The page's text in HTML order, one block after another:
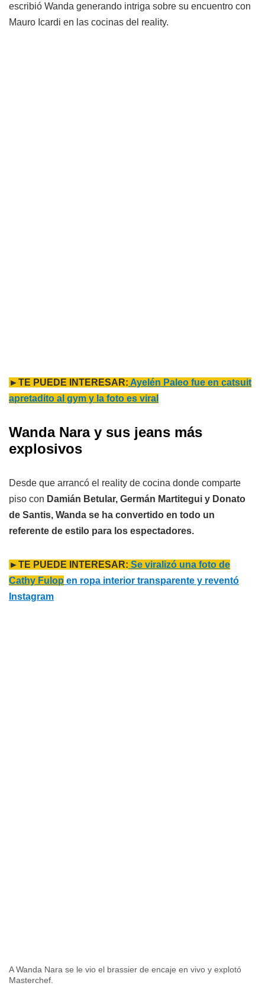
escribió Wanda generando intriga sobre su encuentro con
Mauro Icardi en las cocinas del reality.
►TE PUEDE INTERESAR: Ayelén Paleo fue en catsuit
apretadito al gym y la foto es viral
Wanda Nara y sus jeans más
explosivos
Desde que arrancó el reality de cocina donde comparte
piso con Damián Betular, Germán Martitegui y Donato
de Santis, Wanda se ha convertido en todo un
referente de estilo para los espectadores.
►TE PUEDE INTERESAR: Se viralizó una foto de
Cathy Fulop en ropa interior transparente y reventó
Instagram
A Wanda Nara se le vio el brassier de encaje en vivo y explotó
Masterchef.